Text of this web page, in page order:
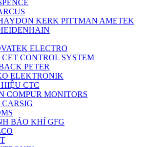
KERK PITTMAN AMETEK
ELECTRO
CONTROL SYSTEM
PETER
ELEKTRONIK
CTC
COMPUR MONITORS
BÁO KHÍ GFG